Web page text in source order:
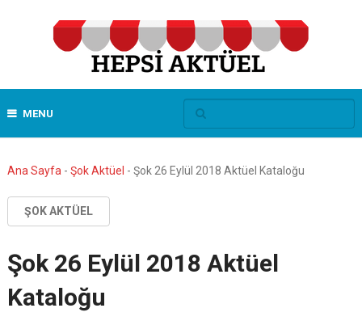
MENU
Ana Sayfa - Şok Aktüel - Şok 26 Eylül 2018 Aktüel Kataloğu
ŞOK AKTÜEL
Şok 26 Eylül 2018 Aktüel
Kataloğu